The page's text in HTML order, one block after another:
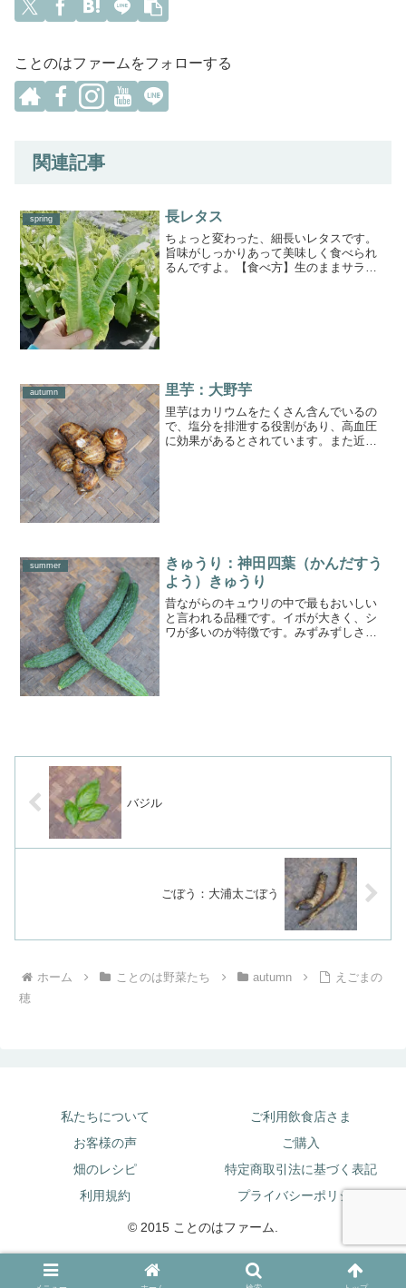
ことのはファームをフォローする
関連記事
spring 長レタス
ちょっと変わった、細長いレタスです。
旨味がしっかりあって美味しく食べられ
るんですよ。【食べ方】生のままサラダ
autumn 里芋：大野芋
里芋はカリウムをたくさん含んでいるの
で、塩分を排泄する役割があり、高血圧
に効果があるとされています。また近
summer
きゅうり：神田四葉（かんだすう
よう）きゅうり
昔ながらのキュウリの中で最もおいしい
と言われる品種です。イボが大きく、シ
ワが多いのが特徴です。みずみずしさは
バジル
ごぼう：大浦太ごぼう
ホーム ことのは野菜たち autumn
えごまの
穂
私たちについて
ご利用飲食店さま
お客様の声
ご購入
畑のレシピ
特定商取引法に基づく表記
利用規約
プライバシーポリシー
© 2015 ことのはファーム.